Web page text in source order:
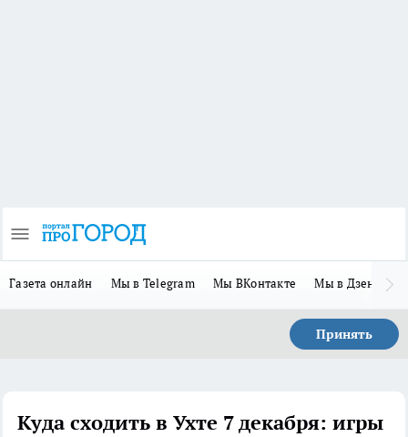
Газета онлайн Мы в Telegram Мы ВКонтакте Мы в Дзене
Принять
Куда сходить в Ухте 7 декабря: игры